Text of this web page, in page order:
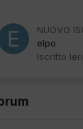
NUOVO
elpo
Iscritto